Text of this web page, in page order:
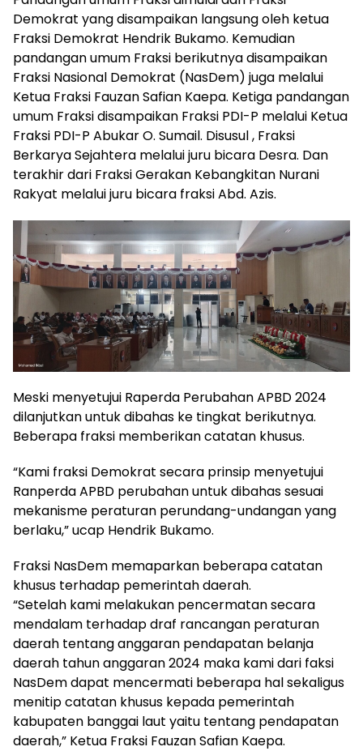
Demokrat yang disampaikan langsung oleh ketua
Fraksi Demokrat Hendrik Bukamo. Kemudian
pandangan umum Fraksi berikutnya disampaikan
Fraksi Nasional Demokrat (NasDem) juga melalui
Ketua Fraksi Fauzan Safian Kaepa. Ketiga pandangan
umum Fraksi disampaikan Fraksi PDI-P melalui Ketua
Fraksi PDI-P Abukar O. Sumail. Disusul , Fraksi
Berkarya Sejahtera melalui juru bicara Desra. Dan
terakhir dari Fraksi Gerakan Kebangkitan Nurani
Rakyat melalui juru bicara fraksi Abd. Azis.
Meski menyetujui Raperda Perubahan APBD 2024
dilanjutkan untuk dibahas ke tingkat berikutnya.
Beberapa fraksi memberikan catatan khusus.
“Kami fraksi Demokrat secara prinsip menyetujui
Ranperda APBD perubahan untuk dibahas sesuai
mekanisme peraturan perundang-undangan yang
berlaku,” ucap Hendrik Bukamo.
Fraksi NasDem memaparkan beberapa catatan
khusus terhadap pemerintah daerah.
“Setelah kami melakukan pencermatan secara
mendalam terhadap draf rancangan peraturan
daerah tentang anggaran pendapatan belanja
daerah tahun anggaran 2024 maka kami dari faksi
NasDem dapat mencermati beberapa hal sekaligus
menitip catatan khusus kepada pemerintah
kabupaten banggai laut yaitu tentang pendapatan
daerah,” Ketua Fraksi Fauzan Safian Kaepa.